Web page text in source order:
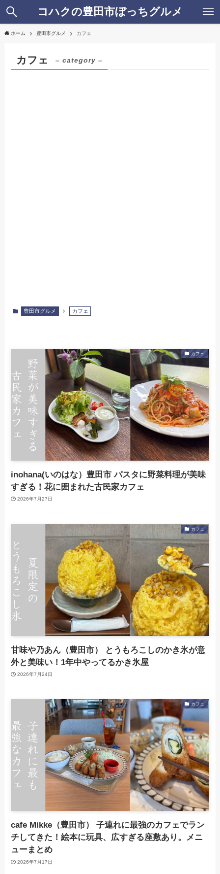
コハクの豊田市ぼっちグルメ
ホーム 豊田市グルメ カフェ
カフェ – category –
豊田市グルメ カフェ
カフェ
inohana(いのはな）豊田市 パスタに野菜料理が美味
すぎる！花に囲まれた古民家カフェ
2026年7月27日
カフェ
甘味や乃あん（豊田市） とうもろこしのかき氷が意
外と美味い！1年中やってるかき氷屋
2026年7月24日
カフェ
cafe Mikke（豊田市） 子連れに最強のカフェでラン
チしてきた！絵本に玩具、広すぎる座敷あり。メニ
ューまとめ
2026年7月17日